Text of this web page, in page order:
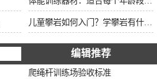
编辑推荐
爬绳杆训练场验收标准